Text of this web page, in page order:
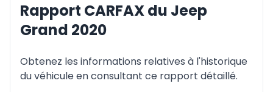
Rapport CARFAX du Jeep
Grand 2020
Obtenez les informations relatives à l'historique
du véhicule en consultant ce rapport détaillé.